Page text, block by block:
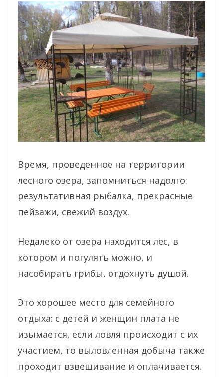
Время, проведенное на территории
лесного озера, запомниться надолго:
результативная рыбалка, прекрасные
пейзажи, свежий воздух.
Недалеко от озера находится лес, в
котором и погулять можно, и
насобирать грибы, отдохнуть душой.
Это хорошее место для семейного
отдыха: с детей и женщин плата не
изымается, если ловля происходит с их
участием, то выловленная добыча также
проходит взвешивание и оплачивается.